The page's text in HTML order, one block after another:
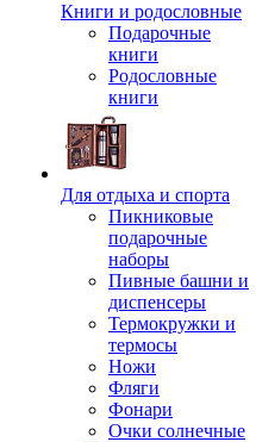
Книги и родословные
Подарочные
книги
Родословные
книги
Для отдыха и спорта
Пикниковые
подарочные
наборы
Пивные башни и
диспенсеры
Термокружки и
термосы
Ножи
Фляги
Фонари
Очки солнечные